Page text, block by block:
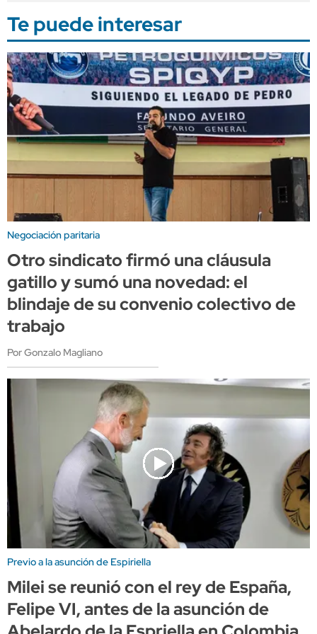
Te puede interesar
Negociación paritaria
Otro sindicato firmó una cláusula
gatillo y sumó una novedad: el
blindaje de su convenio colectivo de
trabajo
Por Gonzalo Magliano
Previo a la asunción de Espiriella
Milei se reunió con el rey de España,
Felipe VI, antes de la asunción de